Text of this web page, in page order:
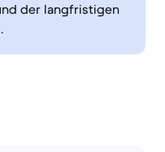
der langfristigen